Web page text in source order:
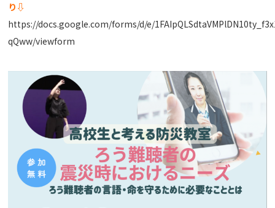
り⇩
https://docs.google.com/forms/d/e/
qQww/viewform